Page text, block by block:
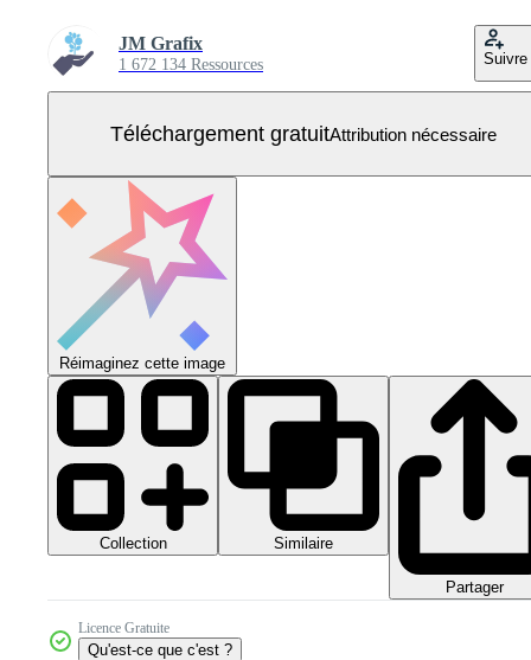
JM Grafix
1 672 134 Ressources Suivre
Téléchargement gratuitAttribution nécessaire
Réimaginez cette image
Collection Similaire
Partager
Licence Gratuite
Qu'est-ce que c'est ?